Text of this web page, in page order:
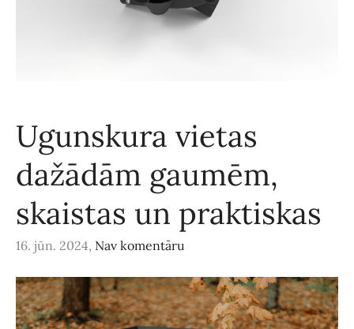
Ugunskura vietas
dažādām gaumēm,
skaistas un praktiskas
16. jūn. 2024, Nav komentāru